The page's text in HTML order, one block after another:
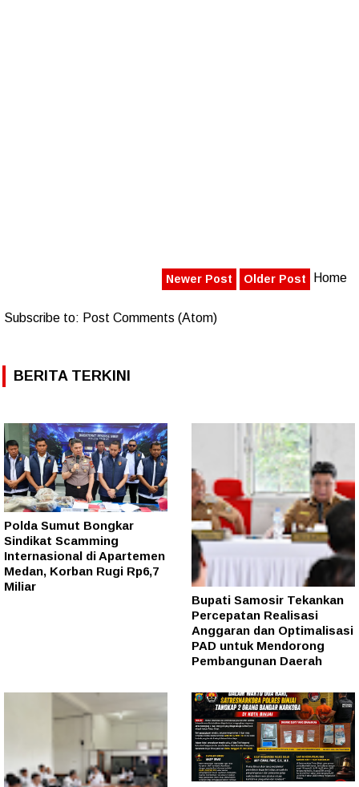
Newer Post Older Post Home
Subscribe to: Post Comments (Atom)
BERITA TERKINI
Polda Sumut Bongkar
Sindikat Scamming
Internasional di Apartemen
Medan, Korban Rugi Rp6,7
Miliar
Bupati Samosir Tekankan
Percepatan Realisasi
Anggaran dan Optimalisasi
PAD untuk Mendorong
Pembangunan Daerah